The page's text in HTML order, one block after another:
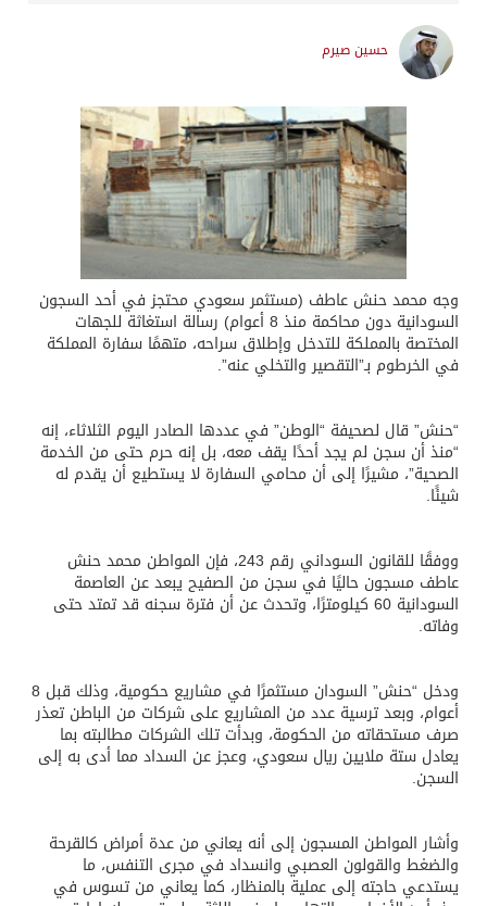
حسين صيرم
وجه محمد حنش عاطف (مستثمر سعودي محتجز في أحد السجون
السودانية دون محاكمة منذ 8 أعوام) رسالة استغاثة للجهات
المختصة بالمملكة للتدخل وإطلاق سراحه، متهمًا سفارة المملكة
في الخرطوم بـ”التقصير والتخلي عنه”.
“حنش” قال لصحيفة “الوطن” في عددها الصادر اليوم الثلاثاء، إنه
“منذ أن سجن لم يجد أحدًا يقف معه، بل إنه حرم حتى من الخدمة
الصحية”، مشيرًا إلى أن محامي السفارة لا يستطيع أن يقدم له
شيئًا.
ووفقًا للقانون السوداني رقم 243، فإن المواطن محمد حنش
عاطف مسجون حاليًا في سجن من الصفيح يبعد عن العاصمة
السودانية 60 كيلومترًا، وتحدث عن أن فترة سجنه قد تمتد حتى
وفاته.
ودخل “حنش” السودان مستثمرًا في مشاريع حكومية، وذلك قبل 8
أعوام، وبعد ترسية عدد من المشاريع على شركات من الباطن تعذر
صرف مستحقاته من الحكومة، وبدأت تلك الشركات مطالبته بما
يعادل ستة ملايين ريال سعودي، وعجز عن السداد مما أدى به إلى
السجن.
وأشار المواطن المسجون إلى أنه يعاني من عدة أمراض كالقرحة
والضغط والقولون العصبي وانسداد في مجرى التنفس، ما
يستدعي حاجته إلى عملية بالمنظار، كما يعاني من تسوس في